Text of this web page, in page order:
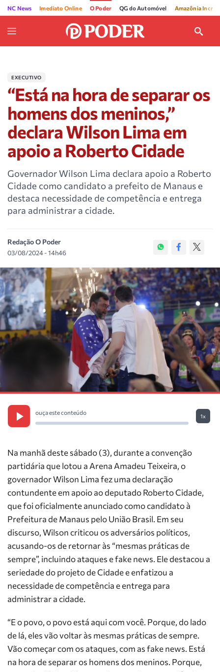
NC News Imediato Online O Poder QG do Automóvel Amazônia
EXECUTIVO
“Está na hora de separar os
homens dos meninos,”
declara Wilson Lima em
apoio a Roberto Cidade
Governador Wilson Lima declara apoio a Roberto
Cidade como candidato a prefeito de Manaus e
destaca necessidade de competência e entrega
para administrar a cidade.
Redação O Poder
03/08/2024 - 14h46
ouça este conteúdo
1x
Na manhã deste sábado (3), durante a convenção
partidária que lotou a Arena Amadeu Teixeira, o
governador Wilson Lima fez uma declaração
contundente em apoio ao deputado Roberto Cidade,
que foi oficialmente anunciado como candidato à
Prefeitura de Manaus pelo União Brasil. Em seu
discurso, Wilson criticou os adversários políticos,
acusando-os de retornar às “mesmas práticas de
sempre”, incluindo ataques e fake news. Ele destacou a
seriedade do projeto de Cidade e enfatizou a
necessidade de competência e entrega para
administrar a cidade.
“E o povo, o povo está aqui com você. Porque, do lado
de lá, eles vão voltar às mesmas práticas de sempre.
Vão começar com os ataques, com as fake news. Está
na hora de separar os homens dos meninos. Porque,